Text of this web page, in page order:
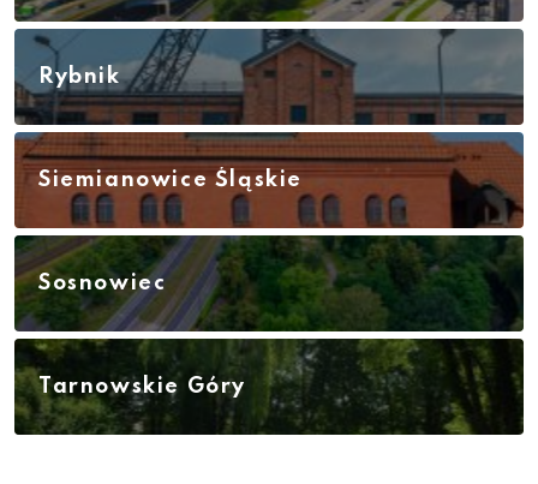
Rybnik
Siemianowice Śląskie
Sosnowiec
Tarnowskie Góry